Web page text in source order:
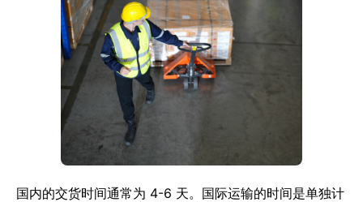
国内的交货时间通常为 4-6 天。国际运输的时间是单独计